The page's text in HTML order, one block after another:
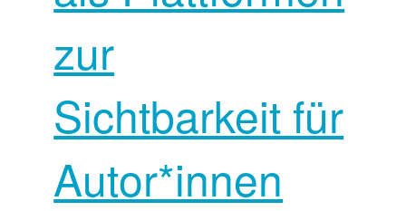
zur
Sichtbarkeit für
Autor*innen